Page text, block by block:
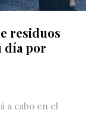
residuos
día por
a cabo en el